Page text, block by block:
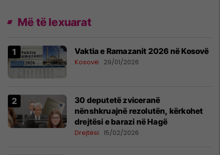
Më të lexuarat
Vaktia e Ramazanit 2026 në Kosovë
Kosovë 29/01/2026
30 deputetë zviceranë
nënshkruajnë rezolutën, kërkohet
drejtësi e barazi në Hagë
Drejtësi 15/02/2026